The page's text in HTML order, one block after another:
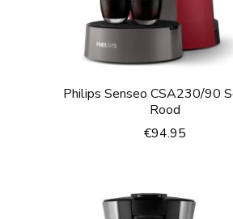
Philips Senseo CSA230/90
Rood
€94.95